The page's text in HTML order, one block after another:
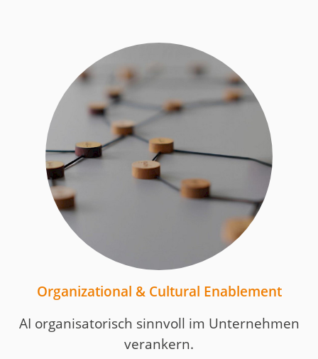
Organizational & Cultural Enablement
AI organisatorisch sinnvoll im Unternehmen
verankern.